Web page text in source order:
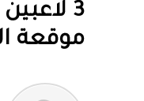
3
موقعة